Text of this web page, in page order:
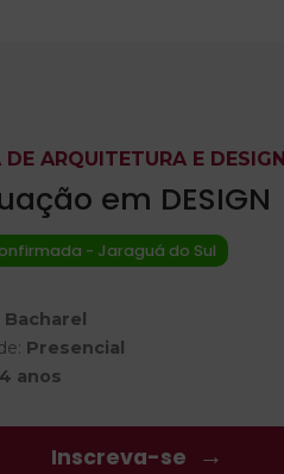
DE ARQUITETURA E DESIGN
em DESIGN
- Jaraguá do Sul
Bacharel
Presencial
4 anos
Inscreva-se